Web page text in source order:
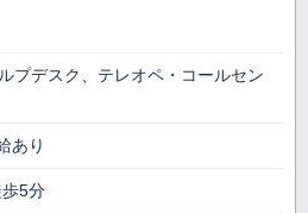
プデスク、テレオペ・コールセン
あり
5分